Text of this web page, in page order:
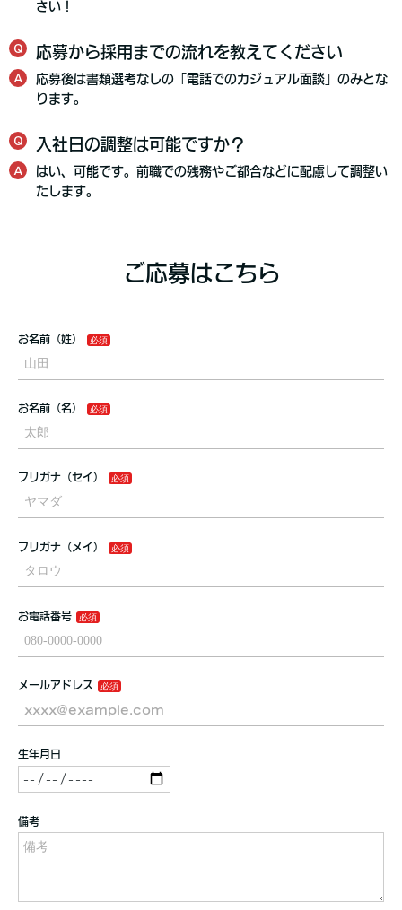
さい！
Q 応募から採用までの流れを教えてください
A
応募後は書類選考なしの「電話でのカジュアル面談」のみとな
ります。
Q 入社日の調整は可能ですか？
A
はい、可能です。前職での残務やご都合などに配慮して調整い
たします。